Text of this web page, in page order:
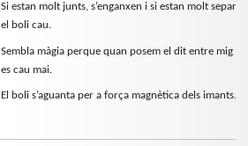
Si estan molt junts, s’enganxen i si estan molt separats,
el boli cau.
Sembla màgia perque quan posem el dit entre mig no
es cau mai.
El boli s’aguanta per a força magnètica dels imants.